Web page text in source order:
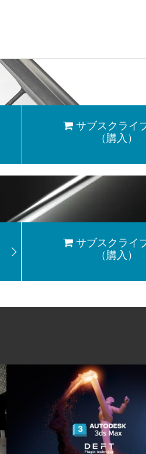
サブスクライ
（購入）
サブスクライ
（購入）